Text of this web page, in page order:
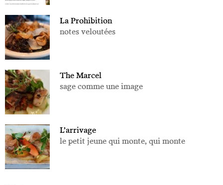
La Prohibition
notes veloutées
The Marcel
sage comme une image
L’arrivage
le petit jeune qui monte, qui monte